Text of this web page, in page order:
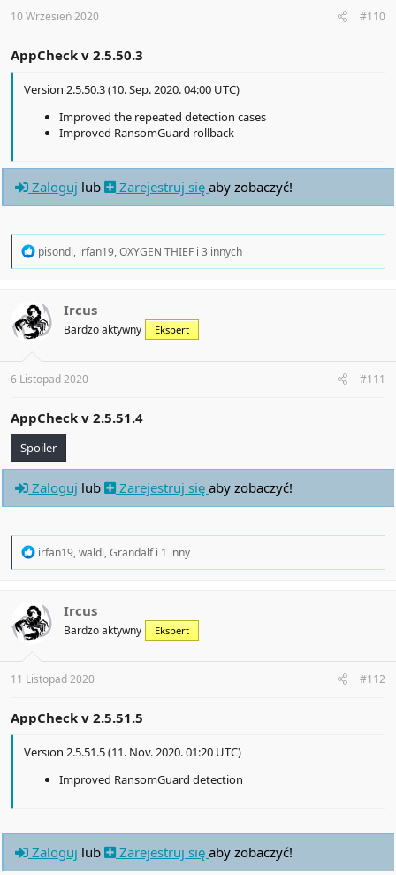
:
10 Wrzesień 2020 #110
AppCheck v 2.5.50.3
Version 2.5.50.3 (10. Sep. 2020. 04:00 UTC)
Improved the repeated detection cases
Improved RansomGuard rollback
Zaloguj lub Zarejestruj się aby zobaczyć!
R
t
i
o
s
:
pisondi, irfan19,OXYGEN THIEF i 3 innych
Ircus
Bardzo aktywny Ekspert
6 Listopad 2020 #111
AppCheck v 2.5.51.4
Spoiler
Zaloguj lub Zarejestruj się aby zobaczyć!
R
t
i
o
s
:
irfan19,waldi,Grandalfi 1 inny
Ircus
Bardzo aktywny Ekspert
11 Listopad 2020 #112
AppCheck v 2.5.51.5
Version 2.5.51.5 (11. Nov. 2020. 01:20 UTC)
Improved RansomGuard detection
Zaloguj lub Zarejestruj się aby zobaczyć!